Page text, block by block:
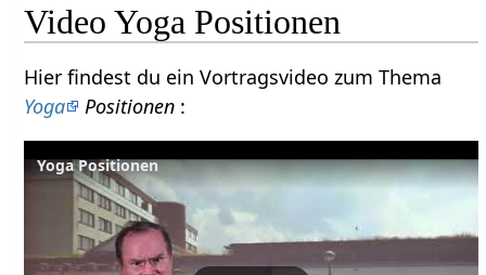
Video Yoga Positionen
Hier findest du ein Vortragsvideo zum Thema
Yoga
Positionen :
Yoga Positionen